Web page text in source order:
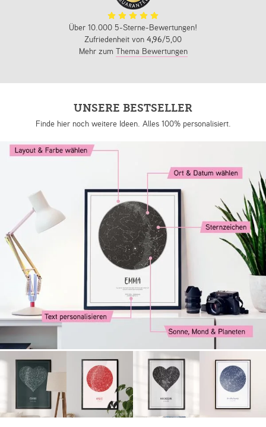
Über 10.000 5-Sterne-Bewertungen!
Zufriedenheit von 4,96/5,00
Mehr zum Thema Bewertungen
UNSERE BESTSELLER
Finde hier noch weitere Ideen. Alles 100% personalisiert.